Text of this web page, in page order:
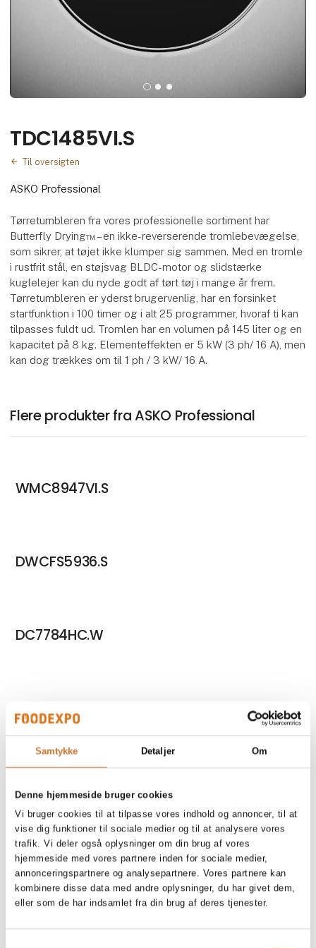
Samtykke Detaljer Om
Denne hjemmeside bruger cookies
Vi bruger cookies til at tilpasse vores indhold og annoncer, til at
vise dig funktioner til sociale medier og til at analysere vores
trafik. Vi deler også oplysninger om din brug af vores
hjemmeside med vores partnere inden for sociale medier,
annonceringspartnere og analysepartnere. Vores partnere kan
kombinere disse data med andre oplysninger, du har givet dem,
eller som de har indsamlet fra din brug af deres tjenester.
TDC1485VI.S
Til oversigten
ASKO Professional
Tørretumbleren fra vores professionelle sortiment har
Butterfly Drying™ – en ikke-reverserende tromlebevægelse,
som sikrer, at tøjet ikke klumper sig sammen. Med en tromle
i rustfrit stål, en støjsvag BLDC-motor og slidstærke
kuglelejer kan du nyde godt af tørt tøj i mange år frem.
Tørretumbleren er yderst brugervenlig, har en forsinket
startfunktion i 100 timer og i alt 25 programmer, hvoraf ti kan
tilpasses fuldt ud. Tromlen har en volumen på 145 liter og en
kapacitet på 8 kg. Elementeffekten er 5 kW (3 ph/ 16 A), men
kan dog trækkes om til 1 ph / 3 kW/ 16 A.
Flere produkter fra ASKO Professional
WMC8947VI.S
DWCFS5936.S
DC7784HC.W
DWC5926W
TDC1772C.T